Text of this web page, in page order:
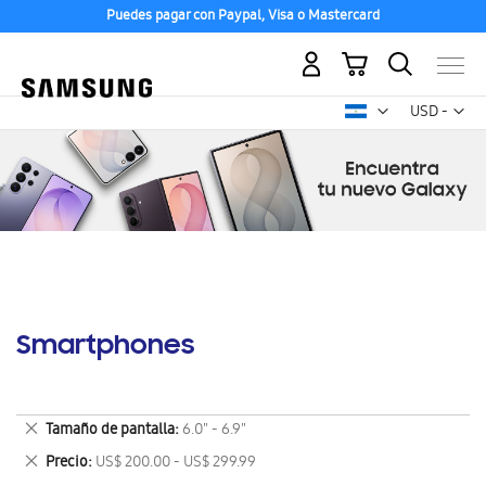
Puedes pagar con Paypal, Visa o Mastercard
USD -
dólar
Mi carrito
Smartphones
Tamaño de pantalla 6.0" - 6.9"
Eliminar
este
artículo
Precio US$ 200.00 - US$ 299.99
Eliminar